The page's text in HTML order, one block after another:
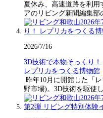
夏休み、高速道路を利用
アのリビング新聞編集
2026/7/16
3D技術で本物そっくり！
レプリカをつくる博物館
昨年10月に開館した「
野市場)。3D技術を駆使